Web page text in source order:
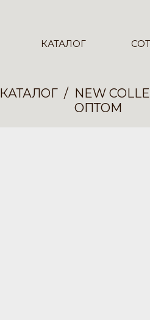
КАТАЛОГ
КАТАЛОГ
NEW
ОПТОМ